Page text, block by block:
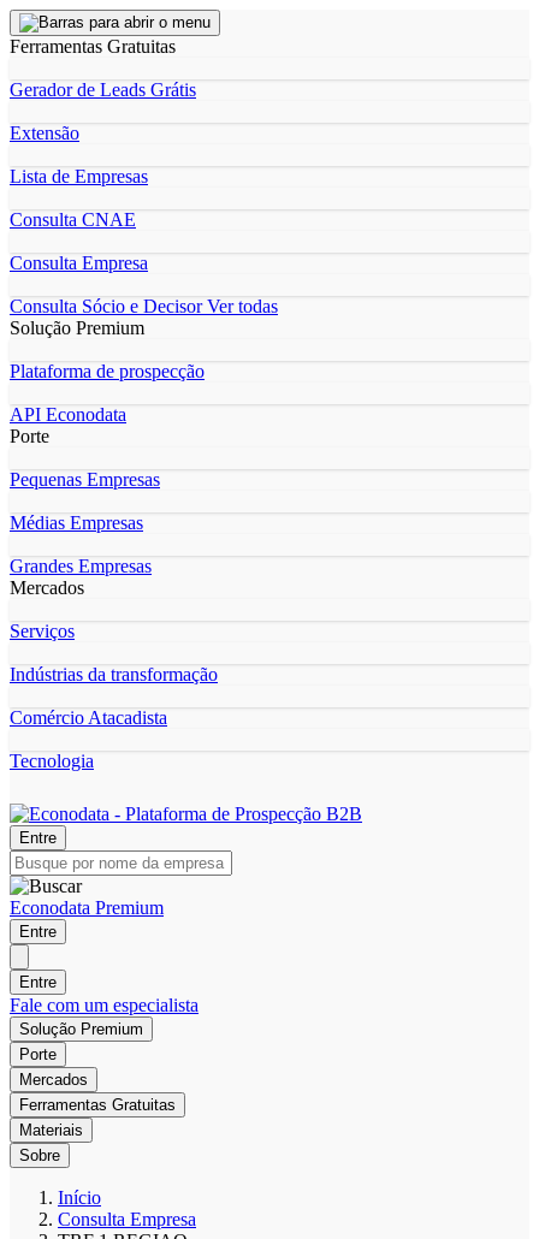
Ferramentas Gratuitas
Gerador de Leads Grátis
Extensão
Lista de Empresas
Consulta CNAE
Consulta Empresa
Consulta Sócio e DecisorVer todas
Solução Premium
Plataforma de prospecção
API Econodata
Porte
Pequenas Empresas
Médias Empresas
Grandes Empresas
Mercados
Serviços
Indústrias da transformação
Comércio Atacadista
Tecnologia
Entre
Econodata Premium
Entre
Entre
Fale com um especialista
Solução Premium
Porte
Mercados
Ferramentas Gratuitas
Materiais
Sobre
Início
Consulta Empresa